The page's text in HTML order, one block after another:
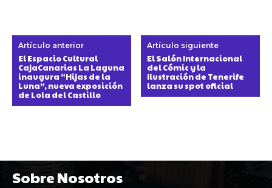
Artículo anterior
El Espacio Cultural
CajaCanarias La Laguna
inaugura “Hijas de la
Luna”, nueva exposición
de Lola del Castillo
Artículo siguiente
El Salón Internacional
del Cómic y la
Ilustración de Tenerife
lanza su spot oficial
Sobre Nosotros